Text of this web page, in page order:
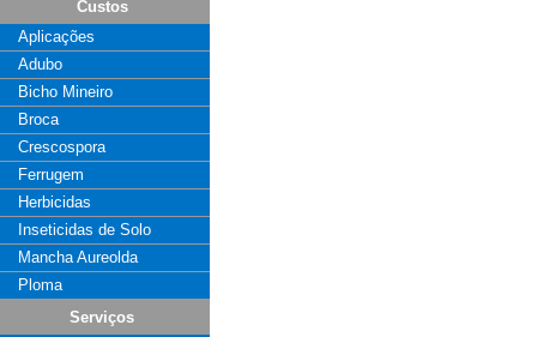
Custos
Aplicações
Adubo
Bicho Mineiro
Broca
Crescospora
Ferrugem
Herbicidas
Inseticidas de Solo
Mancha Aureolda
Ploma
Serviços